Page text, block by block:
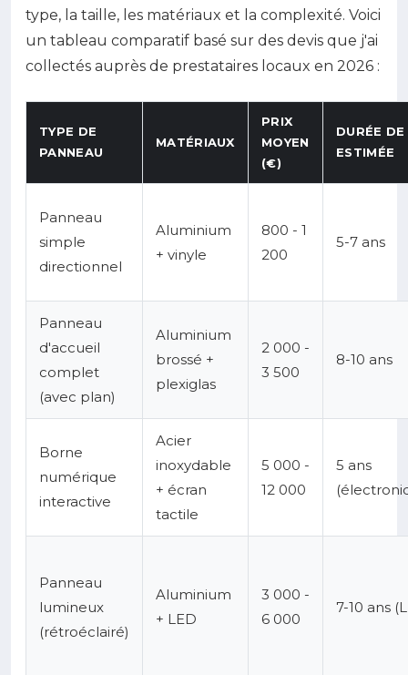
type, la taille, les matériaux et la complexité. Voici
un tableau comparatif basé sur des devis que j'ai
collectés auprès de prestataires locaux en 2026 :
TYPE DE
PANNEAU
MATÉRIAUX
PRIX
MOYEN
(€)
DURÉE
ESTIMÉE
Panneau
simple
directionnel
Aluminium
+ vinyle
800 - 1
200
5-7 ans
Panneau
d'accueil
complet
(avec plan)
Aluminium
brossé +
plexiglas
2 000 -
3 500
8-10 ans
Borne
numérique
interactive
Acier
inoxydable
+ écran
tactile
5 000 -
12 000
5 ans
Panneau
lumineux
(rétroéclairé)
Aluminium
+ LED
3 000 -
6 000
7-10 ans